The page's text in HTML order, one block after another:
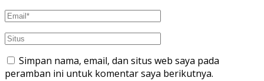
Simpan nama, email, dan situs web saya pada
peramban ini untuk komentar saya berikutnya.